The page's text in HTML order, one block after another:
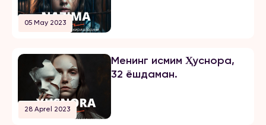
05 May 2023
28 Aprel 2023
Менинг исмим Ҳуснора,
32 ёшдаман.